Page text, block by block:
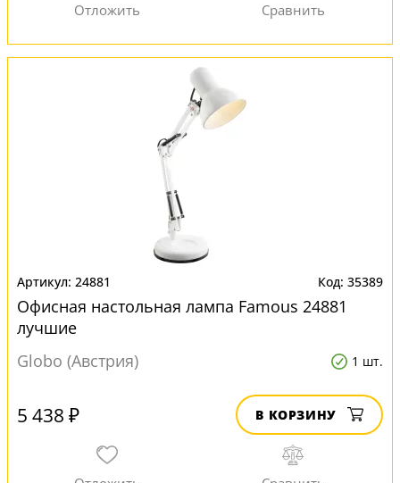
24881 35389
Офисная настольная лампа Famous 24881
лучшие
Globo (Австрия)
1 шт.
5 438 ₽ В КОРЗИНУ